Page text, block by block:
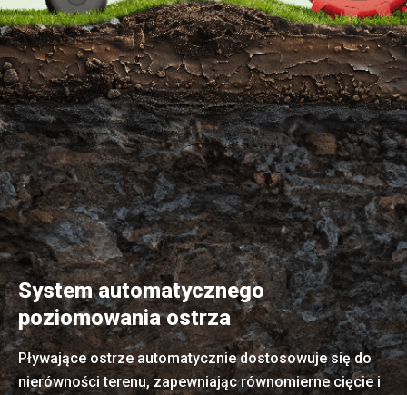
System automatycznego
poziomowania ostrza
Pływające ostrze automatycznie dostosowuje się do
nierówności terenu, zapewniając równomierne cięcie i